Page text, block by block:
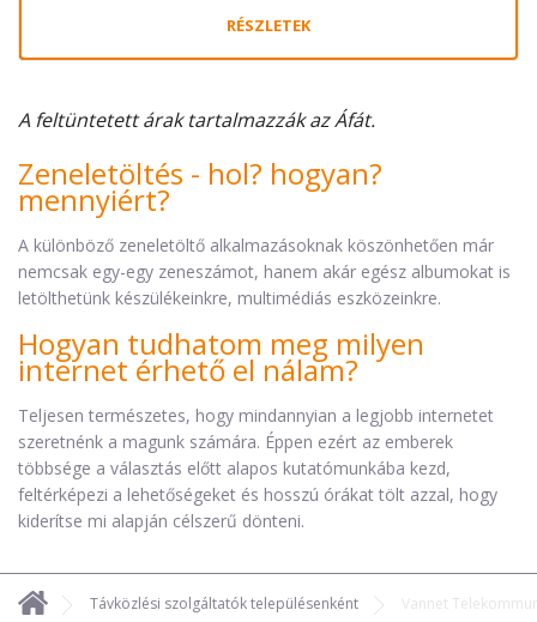
RÉSZLETEK
A feltüntetett árak tartalmazzák az Áfát.
Zeneletöltés - hol? hogyan?
mennyiért?
A különböző zeneletöltő alkalmazásoknak köszönhetően már
nemcsak egy-egy zeneszámot, hanem akár egész albumokat is
letölthetünk készülékeinkre, multimédiás eszközeinkre.
Hogyan tudhatom meg milyen
internet érhető el nálam?
Teljesen természetes, hogy mindannyian a legjobb internetet
szeretnénk a magunk számára. Éppen ezért az emberek
többsége a választás előtt alapos kutatómunkába kezd,
feltérképezi a lehetőségeket és hosszú órákat tölt azzal, hogy
kiderítse mi alapján célszerű dönteni.
Távközlési szolgáltatók településenként Vannet